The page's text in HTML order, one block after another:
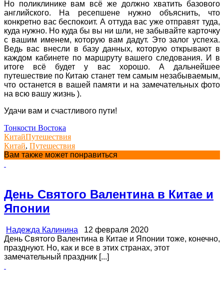
Но поликлинике вам всё же должно хватить базового
английского. На ресепшене нужно объяснить, что
конкретно вас беспокоит. А оттуда вас уже отправят туда,
куда нужно. Но куда бы вы ни шли, не забывайте карточку
с вашим именем, которую вам дадут. Это залог успеха.
Ведь вас внесли в базу данных, которую открывают в
каждом кабинете по маршруту вашего следования. И в
итоге всё будет у вас хорошо. А дальнейшее
путешествие по Китаю станет тем самым незабываемым,
что останется в вашей памяти и на замечательных фото
на всю вашу жизнь ).
Удачи вам и счастливого пути!
Тонкости Востока
КитайПутешествия
Китай, Путешествия
Вам также может понравиться
День Святого Валентина в Китае и
Японии
Надежда Калинина 12 февраля 2020
День Святого Валентина в Китае и Японии тоже, конечно,
празднуют. Но, как и все в этих странах, этот
замечательный праздник [...]